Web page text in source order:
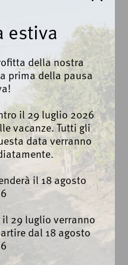
(VI)
estiva
della nostra
prima della pausa
il 29 luglio 2026
vacanze. Tutti gli
data verranno
il 18 agosto
29 luglio verranno
dal 18 agosto